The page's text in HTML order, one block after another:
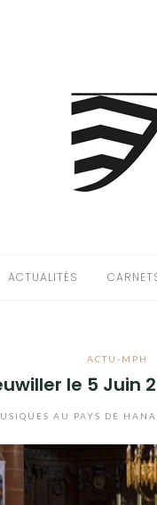
ACTUALITÉS
ACTU-MPH
le 5 Juin
AU PAYS DE